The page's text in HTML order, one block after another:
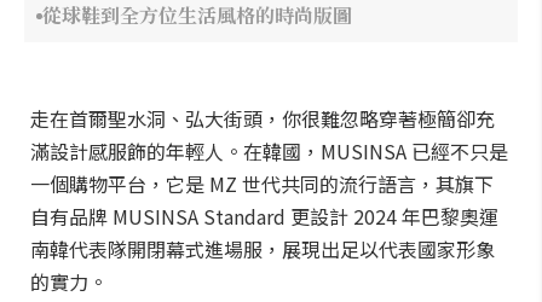
從球鞋到全方位生活風格的時尚版圖
走在首爾聖水洞、弘大街頭，你很難忽略穿著極簡卻充
滿設計感服飾的年輕人。在韓國，MUSINSA 已經不只是
一個購物平台，它是 MZ 世代共同的流行語言，其旗下
自有品牌 MUSINSA Standard 更設計 2024 年巴黎奧運
南韓代表隊開閉幕式進場服，展現出足以代表國家形象
的實力。